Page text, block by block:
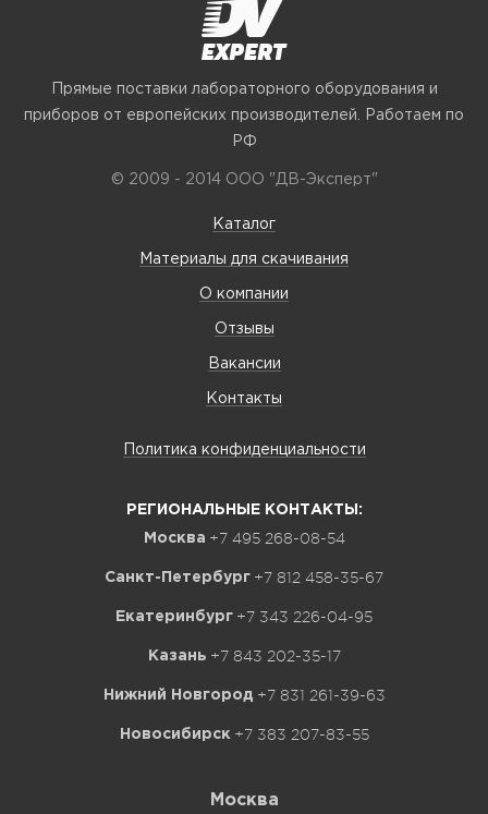
Прямые поставки лабораторного оборудования и
приборов от европейских производителей. Работаем по
РФ
© 2009 - 2014 ООО "ДВ-Эксперт"
Каталог
Материалы для скачивания
О компании
Отзывы
Вакансии
Контакты
Политика конфиденциальности
РЕГИОНАЛЬНЫЕ КОНТАКТЫ:
Москва +7 495 268-08-54
Санкт-Петербург +7 812 458-35-67
Екатеринбург +7 343 226-04-95
Казань +7 843 202-35-17
Нижний Новгород +7 831 261-39-63
Новосибирск +7 383 207-83-55
Москва